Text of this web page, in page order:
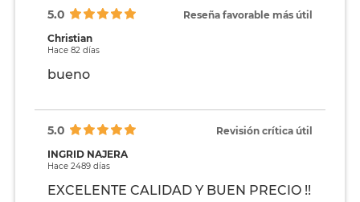
5.0
Reseña favorable más útil
Christian
Hace 82 días
bueno
5.0
Revisión crítica útil
INGRID NAJERA
Hace 2489 días
EXCELENTE CALIDAD Y BUEN PRECIO !!